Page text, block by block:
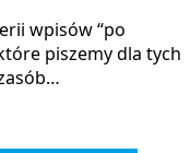
wpisów “po
piszemy dla tych